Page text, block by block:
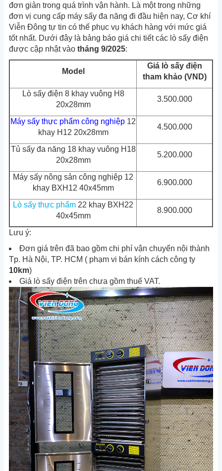
đơn giản trong quá trình vận hành. Là một trong những
đơn vị cung cấp máy sấy đa năng đi đầu hiện nay, Cơ khí
Viễn Đông tự tin có thể phục vụ khách hàng với mức giá
tốt nhất. Dưới đây là bảng báo giá chi tiết các lò sấy điện
được cập nhật vào tháng 9/2025:
Model
Giá lò sấy điện
tham khảo (VND)
Lò sấy điện 8 khay vuông H8
20x28mm
3.500.000
Máy sấy thực phẩm công nghiệp 12
khay H12 20x28mm
4.500.000
Tủ sấy đa năng 18 khay vuông H18
20x28mm
5.200.000
Máy sấy nông sản công nghiệp 12
khay BXH12 40x45mm
6.900.000
Lò sấy thực phẩm 22 khay BXH22
40x45mm
8.900.000
Lưu ý:
Đơn giá trên đã bao gồm chi phí vận chuyển nội thành
Tp. Hà Nội, TP. HCM ( phạm vi bán kính cách công ty
10km)
Giá lò sấy điện trên chưa gồm thuế VAT.